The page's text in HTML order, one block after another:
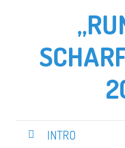
INTRO